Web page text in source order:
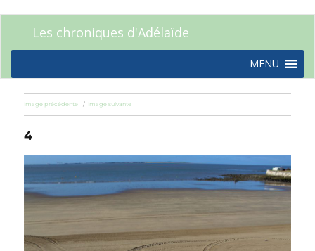
Les chroniques d'Adélaïde
MENU
Image précédente Image suivante
4